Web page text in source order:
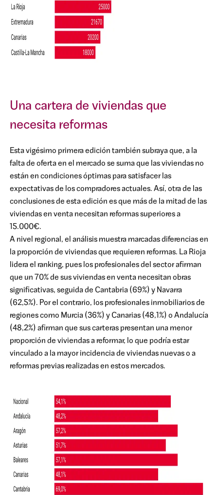
Una cartera de viviendas que
necesita reformas
Esta vigésimo primera edición también subraya que, a la
falta de oferta en el mercado se suma que las viviendas no
están en condiciones óptimas para satisfacer las
expectativas de los compradores actuales. Así, otra de las
conclusiones de esta edición es que más de la mitad de las
viviendas en venta necesitan reformas superiores a
15.000€.
A nivel regional, el análisis muestra marcadas diferencias en
la proporción de viviendas que requieren reformas. La Rioja
lidera el ranking, pues los profesionales del sector afirman
que un 70% de sus viviendas en venta necesitan obras
significativas, seguida de Cantabria (69%) y Navarra
(62,5%). Por el contrario, los profesionales inmobiliarios de
regiones como Murcia (36%) y Canarias (48,1%) o Andalucía
(48,2%) afirman que sus carteras presentan una menor
proporción de viviendas a reformar, lo que podría estar
vinculado a la mayor incidencia de viviendas nuevas o a
reformas previas realizadas en estos mercados.